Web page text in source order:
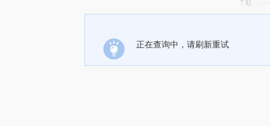
正在查询中，请刷新重试